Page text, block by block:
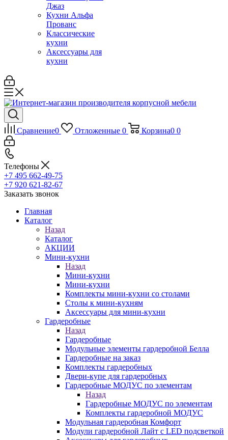
Джаз
Кухни Альфа
Прованс
Классические
кухни
Аксессуары для
кухни
Сравнение0 Отложенные 0 Корзина0 0
Телефоны
+7 495 662-49-75
+7 920 621-82-67
Заказать звонок
Главная
Каталог
Назад
Каталог
АКЦИИ
Мини-кухни
Назад
Мини-кухни
Мини-кухни
Комплекты мини-кухни со столами
Столы к мини-кухням
Аксессуары для мини-кухни
Гардеробные
Назад
Гардеробные
Модульные элементы гардеробной Белла
Гардеробные на заказ
Комплекты гардеробных
Двери-купе для гардеробных
Гардеробные МОДУС по элементам
Назад
Гардеробные МОДУС по элементам
Комплекты гардеробной МОДУС
Модульная гардеробная Комфорт
Модули гардеробной Лайт с LED подсветкой